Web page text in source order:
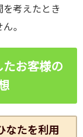
考えたとき
。
お客様の
なたを利用